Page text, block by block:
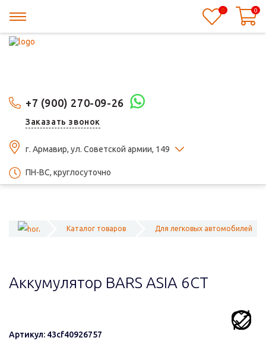
+7 (900) 270-09-26
Заказать звонок
г. Армавир, ул. Советской армии, 149
ПН-ВС, круглосуточно
0 0
Каталог товаров Для легковых автомобилей
Аккумулятор BARS ASIA 6CT
Артикул: 43cf40926757